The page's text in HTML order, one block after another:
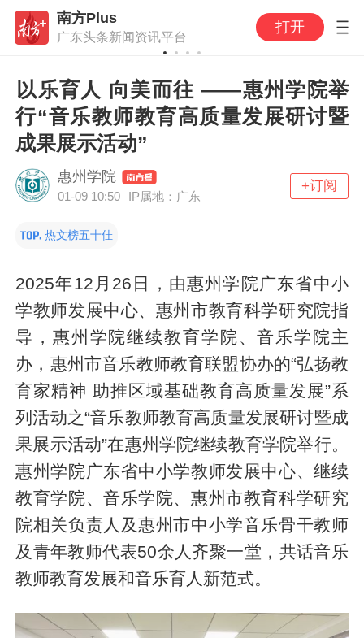
南方Plus
广东头条新闻资讯平台
打开
‌以乐育人 向美而往 ——惠州学院举
行“音乐教师教育高质量发展研讨暨
成果展示活动”
惠州学院
01-09 10:50 IP属地：广东
+订阅
热文榜五十佳
2025年12月26日，由惠州学院广东省中小
学教师发展中心、惠州市教育科学研究院指
导，惠州学院继续教育学院、音乐学院主
办，惠州市音乐教师教育联盟协办的“弘扬教
育家精神 助推区域基础教育高质量发展”系
列活动之“音乐教师教育高质量发展研讨暨成
果展示活动”在惠州学院继续教育学院举行。
惠州学院广东省中小学教师发展中心、继续
教育学院、音乐学院、惠州市教育科学研究
院相关负责人及惠州市中小学音乐骨干教师
及青年教师代表50余人齐聚一堂，共话音乐
教师教育发展和音乐育人新范式。